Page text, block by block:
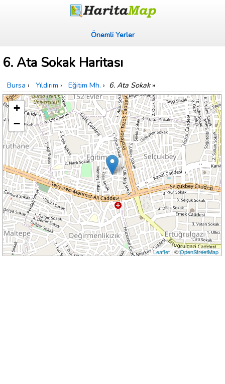
Önemli Yerler
6. Ata Sokak Haritası
Bursa › Yıldırım › Eğitim Mh. › 6. Ata Sokak»
+
−
Leaflet| ©OpenStreetMap